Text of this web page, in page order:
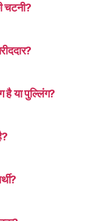
चटनी?
है या पुल्लिंग?